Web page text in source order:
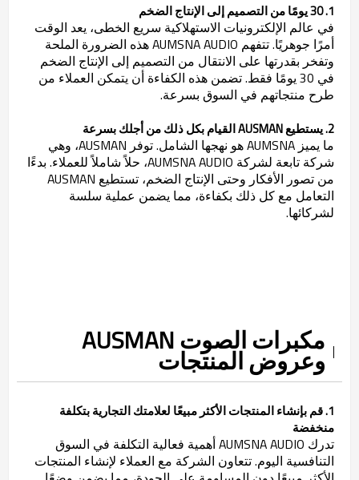
1. 30 يومًا من التصميم إلى الإنتاج الضخم
في عالم الإلكترونيات الاستهلاكية سريع الخطى، يعد الوقت
أمرًا جوهريًا. تتفهم AUMSNA AUDIO هذه الضرورة الملحة
وتفخر بقدرتها على الانتقال من التصميم إلى الإنتاج الضخم
في 30 يومًا فقط. تضمن هذه الكفاءة أن يتمكن العملاء من
طرح منتجاتهم في السوق بسرعة.
2. يستطيع AUSMAN القيام بكل ذلك من أجلك بسرعة
ما يميز AUMSNA هو نهجها الشامل. توفر AUSMAN، وهي
شركة تابعة لشركة AUMSNA AUDIO، حلاً شاملاً للعملاء. بدءًا
من تصور الأفكار وحتى الإنتاج الضخم، تستطيع AUSMAN
التعامل مع كل ذلك بكفاءة، مما يضمن عملية سلسة
لشركائها.
مكبرات الصوت AUSMAN
وعروض المنتجات
1. قم بإنشاء المنتجات الأكثر مبيعًا لعلامتك التجارية بتكلفة
منخفضة
تدرك AUMSNA AUDIO أهمية فعالية التكلفة في السوق
التنافسية اليوم. تتعاون الشركة مع العملاء لإنشاء المنتجات